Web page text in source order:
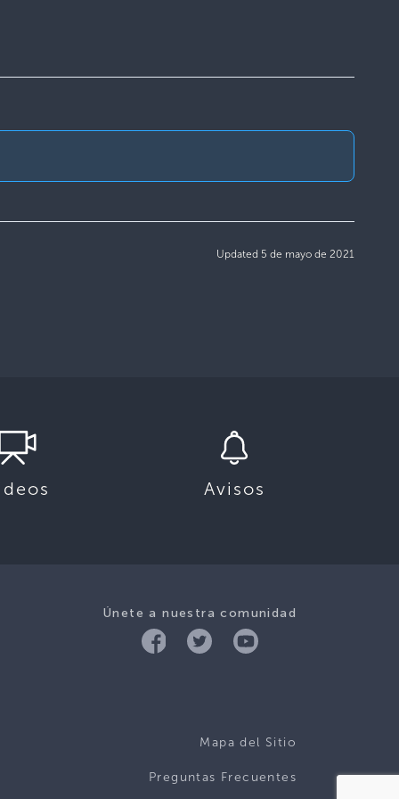
Updated 5 de mayo de 2021
Avisos
Únete a nuestra comunidad
Mapa del Sitio
Preguntas Frecuentes